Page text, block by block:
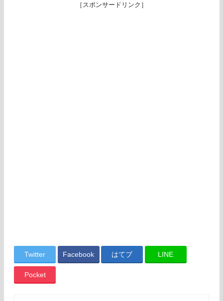
［スポンサードリンク］
Twitter Facebook はてブ LINE
Pocket